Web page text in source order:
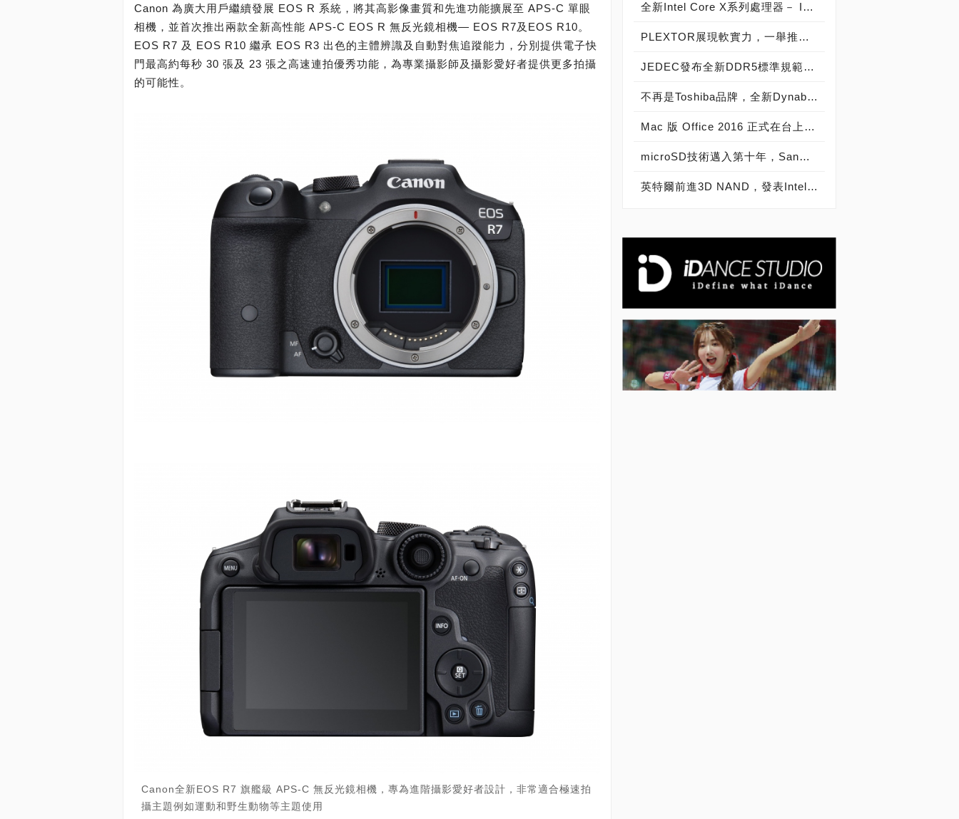
Canon 為廣大用戶繼續發展 EOS R 系統，將其高影像畫質和先進功能擴展至 APS-C 單眼
相機，並首次推出兩款全新高性能 APS-C EOS R 無反光鏡相機— EOS R7及EOS R10。
EOS R7 及 EOS R10 繼承 EOS R3 出色的主體辨識及自動對焦追蹤能力，分別提供電子快
門最高約每秒 30 張及 23 張之高速連拍優秀功能，為專業攝影師及攝影愛好者提供更多拍攝
的可能性。
Canon全新EOS R7 旗艦級 APS-C 無反光鏡相機，專為進階攝影愛好者設計，非常適合極速拍
攝主題例如運動和野生動物等主題使用
全新Intel Core X系列處理器－ Intel Core i9 極致版處理器 重裝上陣
PLEXTOR展現軟實力，一舉推出三大獨家軟體
JEDEC發布全新DDR5標準規範，從DDR5-4800起跳! 將加速導入下世代高效能電腦系統
不再是Toshiba品牌，全新Dynabook 2019 新品發布，透過運算與服務改變世界
Mac 版 Office 2016 正式在台上市！
microSD技術邁入第十年，SanDisk microSD記憶卡出貨量突破20億片
英特爾前進3D NAND，發表Intel SSD 600p、6000p、E 5420s、E 6000p、DC P3520、DC S3520固態硬碟！